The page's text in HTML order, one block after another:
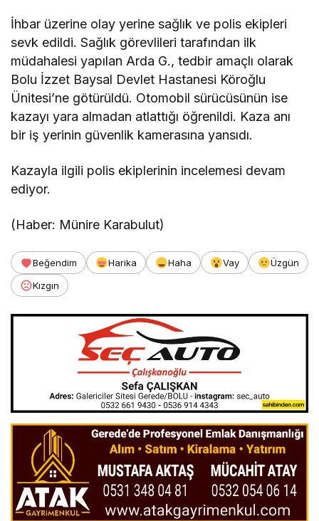
İhbar üzerine olay yerine sağlık ve polis ekipleri
sevk edildi. Sağlık görevlileri tarafından ilk
müdahalesi yapılan Arda G., tedbir amaçlı olarak
Bolu İzzet Baysal Devlet Hastanesi Köroğlu
Ünitesi’ne götürüldü. Otomobil sürücüsünün ise
kazayı yara almadan atlattığı öğrenildi. Kaza anı
bir iş yerinin güvenlik kamerasına yansıdı.
Kazayla ilgili polis ekiplerinin incelemesi devam
ediyor.
(Haber: Münire Karabulut)
Beğendim Harika Haha Vay
Üzgün
Kızgın